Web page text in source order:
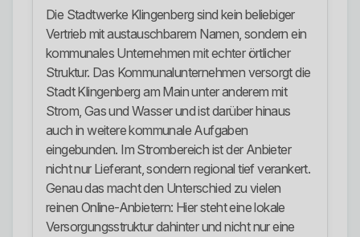
Die Stadtwerke Klingenberg sind kein beliebiger
Vertrieb mit austauschbarem Namen, sondern ein
kommunales Unternehmen mit echter örtlicher
Struktur. Das Kommunalunternehmen versorgt die
Stadt Klingenberg am Main unter anderem mit
Strom, Gas und Wasser und ist darüber hinaus
auch in weitere kommunale Aufgaben
eingebunden. Im Strombereich ist der Anbieter
nicht nur Lieferant, sondern regional tief verankert.
Genau das macht den Unterschied zu vielen
reinen Online-Anbietern: Hier steht eine lokale
Versorgungsstruktur dahinter und nicht nur eine